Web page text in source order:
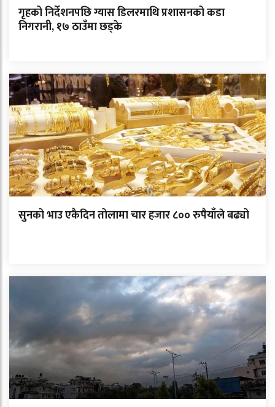
गृहको निर्देशनपछि ग्यास डिलरमाथि प्रशासनको कडा
निगरानी, १७ ठाउँमा छड्के
सुनको भाउ एकैदिन तोलामा चार हजार ८०० रुपैयाँले बढ्यो